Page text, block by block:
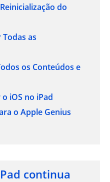
do
as
os Conteúdos e
iOS no iPad
o Apple Genius
continua